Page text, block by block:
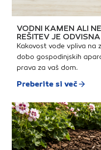
VODNI KAMEN ALI
REŠITEV JE
Kakovost vode vpliva na
dobo gospodinjskih
prava za vaš dom.
Preberite si več